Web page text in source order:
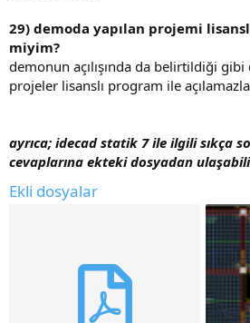
29) demoda yapılan projemi
miyim?
demonun açılışında da belirtildiği gibi
projeler lisanslı program ile
ayrıca; idecad statik 7 ile ilgili sıkça
cevaplarına ekteki dosyadan
Ekli dosyalar